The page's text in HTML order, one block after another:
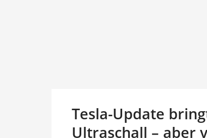
Tesla-Update
Ultraschall – aber